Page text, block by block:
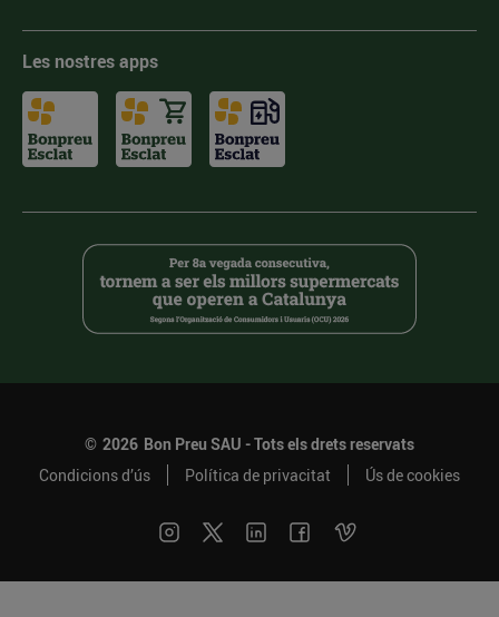
Les nostres apps
© 2026 Bon Preu SAU - Tots els drets reservats
Condicions d’ús
Política de privacitat Ús de cookies